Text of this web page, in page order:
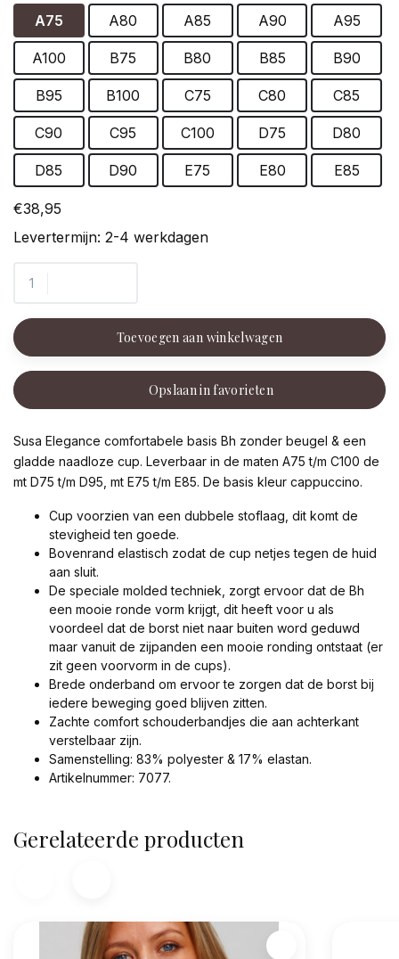
A75
A80 A85 A90 A95
A100 B75 B80 B85 B90
B95 B100 C75 C80 C85
C90 C95 C100 D75 D80
D85 D90 E75 E80 E85
€38,95
Levertermijn: 2-4 werkdagen
Toevoegen aan winkelwagen
Opslaan in favorieten
Susa Elegance comfortabele basis Bh zonder beugel & een
gladde naadloze cup. Leverbaar in de maten A75 t/m C100 de
mt D75 t/m D95, mt E75 t/m E85. De basis kleur cappuccino.
Cup voorzien van een dubbele stoflaag, dit komt de
stevigheid ten goede.
Bovenrand elastisch zodat de cup netjes tegen de huid
aan sluit.
De speciale molded techniek, zorgt ervoor dat de Bh
een mooie ronde vorm krijgt, dit heeft voor u als
voordeel dat de borst niet naar buiten word geduwd
maar vanuit de zijpanden een mooie ronding ontstaat (er
zit geen voorvorm in de cups).
Brede onderband om ervoor te zorgen dat de borst bij
iedere beweging goed blijven zitten.
Zachte comfort schouderbandjes die aan achterkant
verstelbaar zijn.
Samenstelling: 83% polyester & 17% elastan.
Artikelnummer: 7077.
Gerelateerde producten